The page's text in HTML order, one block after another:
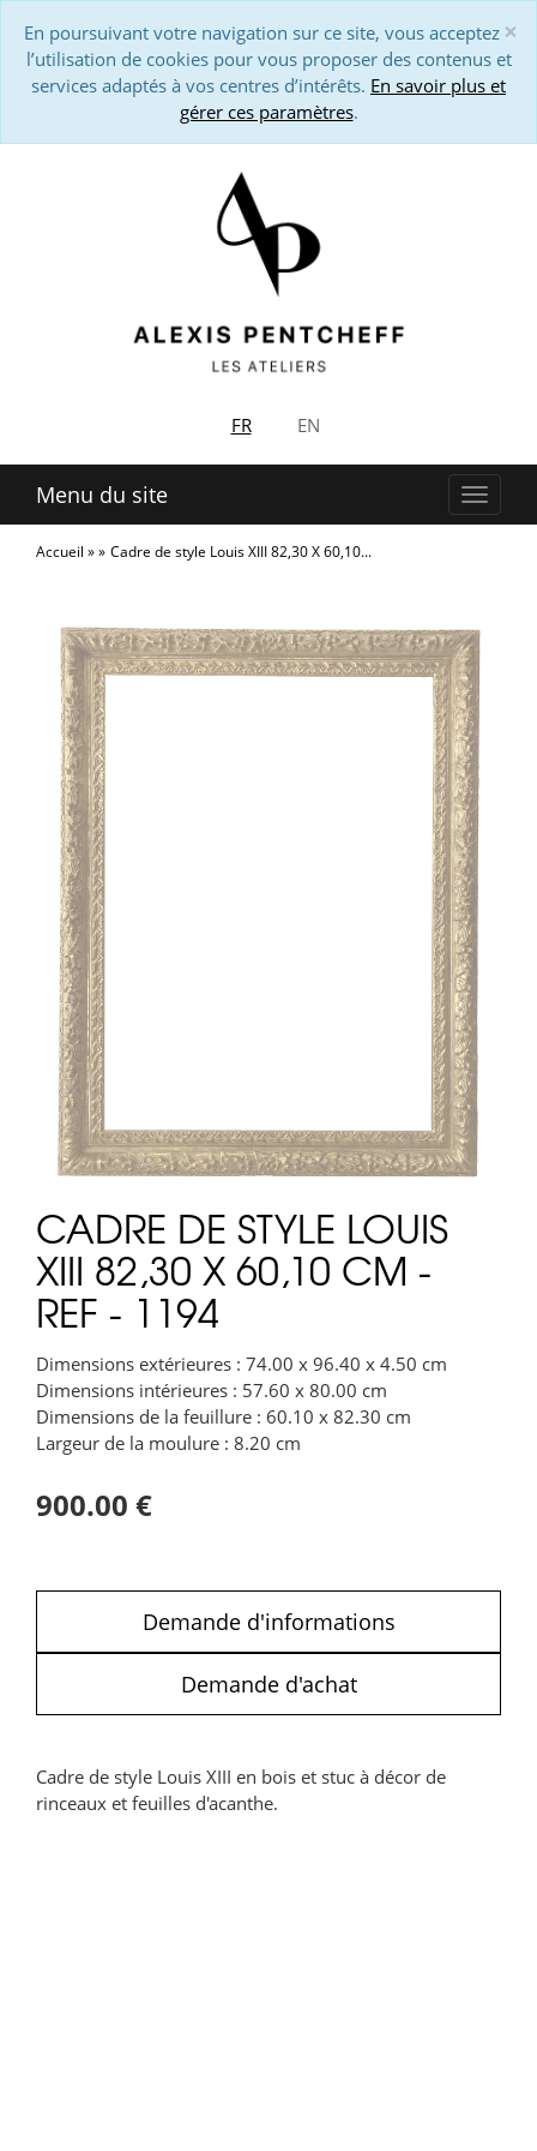
×
En poursuivant votre navigation sur ce site, vous acceptez
l’utilisation de cookies pour vous proposer des contenus et
services adaptés à vos centres d’intérêts. En savoir plus et
gérer ces paramètres.
FR EN
Menu du site
Accueil Cadre de style Louis XIII 82,30 X 60,10...
CADRE DE STYLE LOUIS
XIII 82,30 X 60,10 CM -
REF - 1194
Dimensions extérieures : 74.00 x 96.40 x 4.50 cm
Dimensions intérieures : 57.60 x 80.00 cm
Dimensions de la feuillure : 60.10 x 82.30 cm
Largeur de la moulure : 8.20 cm
900.00 €
Demande d'informations
Demande d'achat
Cadre de style Louis XIII en bois et stuc à décor de
rinceaux et feuilles d'acanthe.